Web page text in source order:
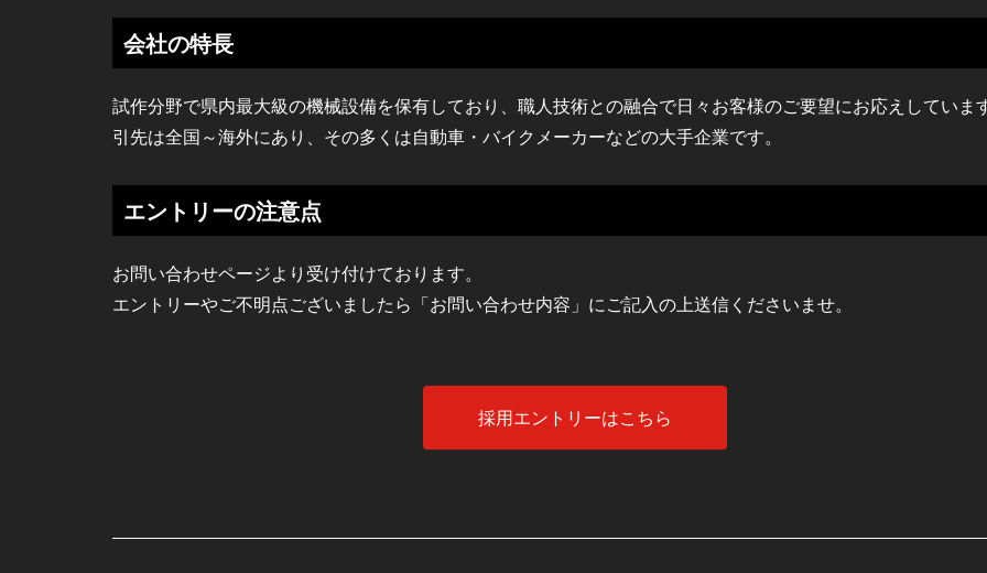
会社の特長
試作分野で県内最大級の機械設備を保有しており、職人技術との融合で日々お客様のご要望にお応えしていま
引先は全国～海外にあり、その多くは自動車・バイクメーカーなどの大手企業です。
エントリーの注意点
お問い合わせページより受け付けております。
エントリーやご不明点ございましたら「お問い合わせ内容」にご記入の上送信くださいませ。
採用エントリーはこちら